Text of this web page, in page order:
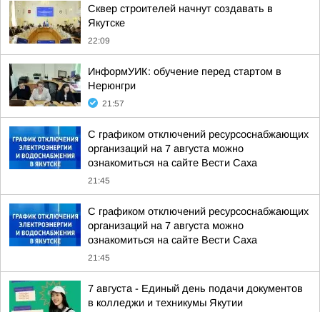
Сквер строителей начнут создавать в
Якутске
22:09
ИнформУИК: обучение перед стартом в
Нерюнгри
21:57
С графиком отключений ресурсоснабжающих
организаций на 7 августа можно
ознакомиться на сайте Вести Саха
21:45
С графиком отключений ресурсоснабжающих
организаций на 7 августа можно
ознакомиться на сайте Вести Саха
21:45
7 августа - Единый день подачи документов
в колледжи и техникумы Якутии